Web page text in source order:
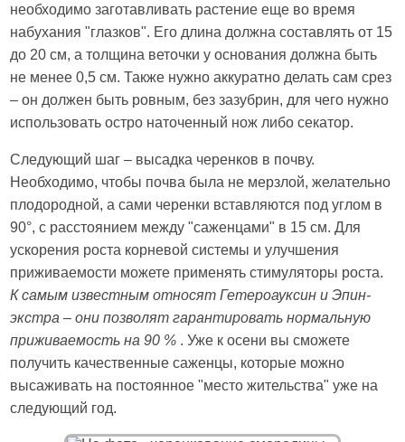
необходимо заготавливать растение еще во время
набухания "глазков". Его длина должна составлять от 15
до 20 см, а толщина веточки у основания должна быть
не менее 0,5 см. Также нужно аккуратно делать сам срез
– он должен быть ровным, без зазубрин, для чего нужно
использовать остро наточенный нож либо секатор.
Следующий шаг – высадка черенков в почву.
Необходимо, чтобы почва была не мерзлой, желательно
плодородной, а сами черенки вставляются под углом в
90°, с расстоянием между "саженцами" в 15 см. Для
ускорения роста корневой системы и улучшения
приживаемости можете применять стимуляторы роста.
К самым известным относят Гетероауксин и Эпин-
экстра – они позволят гарантировать нормальную
приживаемость на 90 % . Уже к осени вы сможете
получить качественные саженцы, которые можно
высаживать на постоянное "место жительства" уже на
следующий год.